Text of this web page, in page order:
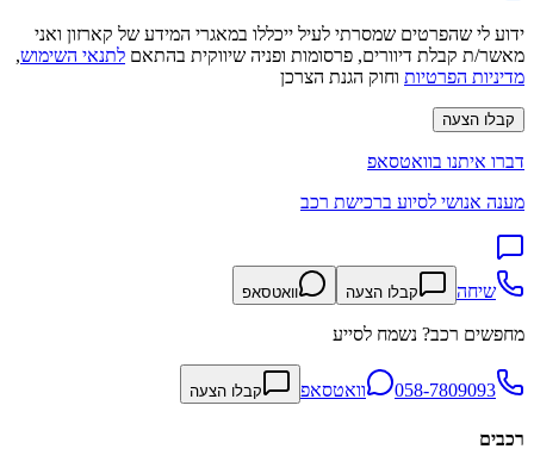
ידוע לי שהפרטים שמסרתי לעיל ייכללו במאגרי המידע של קארזון ואני
מאשר/ת קבלת דיוורים, פרסומות ופניה שיווקית בהתאם לתנאי השימוש,
מדיניות הפרטיות וחוק הגנת הצרכן
קבלו הצעה
דברו איתנו בוואטסאפ
מענה אנושי לסיוע ברכישת רכב
שיחה קבלו הצעה וואטסאפ
מחפשים רכב? נשמח לסייע
058-7809093 וואטסאפ קבלו הצעה
רכבים